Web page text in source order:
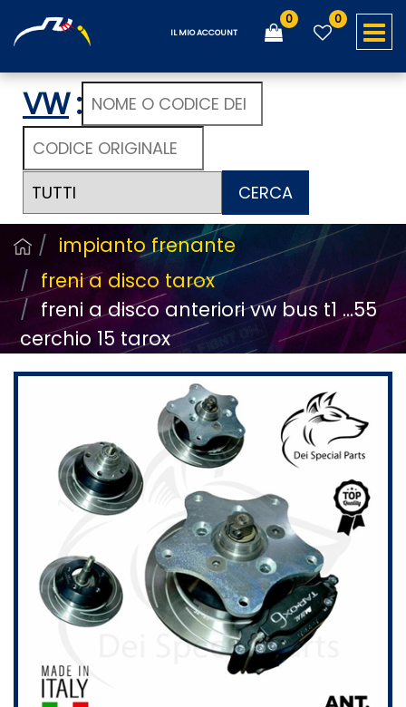
IL MIO ACCOUNT
0 0
VW:
CERCA
impianto frenante
freni a disco tarox
freni a disco anteriori vw bus t1 ...55
cerchio 15 tarox